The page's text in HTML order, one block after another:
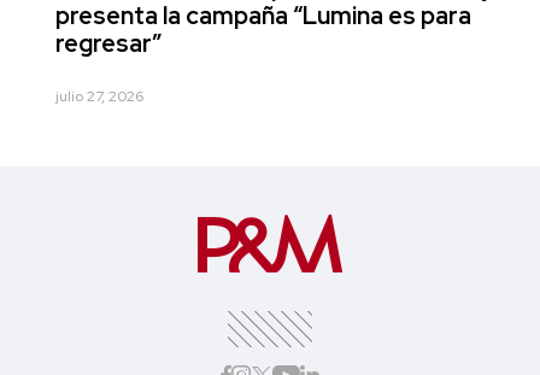
presenta la campaña “Lumina es para
regresar”
julio 27, 2026